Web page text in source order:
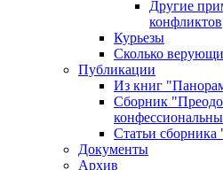
Другие
конфликтов
Курьезы
Сколько
Публикации
Из книг
Сборник
Статьи сборника
Документы
Архив